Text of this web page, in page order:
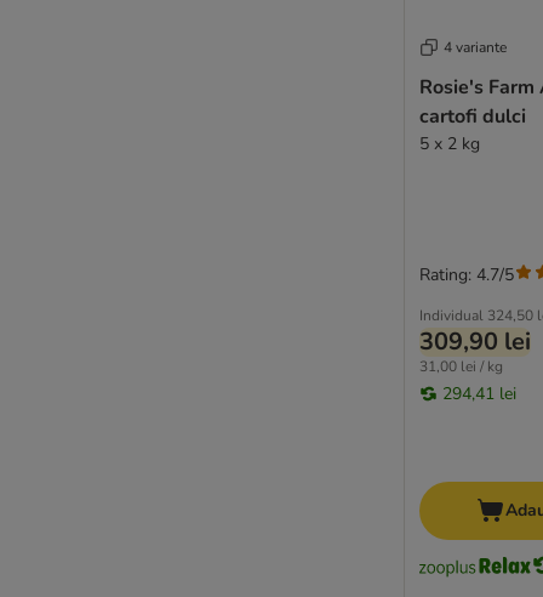
4 variante
Rosie's
cartofi dulci
5 x 2 kg
Individual 324,50
309,90 lei
31,00 lei / kg
294,41 lei
Rating: 4.7/5